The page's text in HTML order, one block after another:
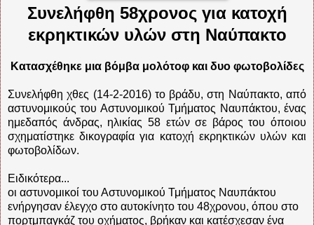
Συνελήφθη 58χρονος για κατοχή
εκρηκτικών υλών στη Ναύπακτο
Κατασχέθηκε μια βόμβα μολότοφ και δυο φωτοβολίδες
Συνελήφθη χθες (14-2-2016) το βράδυ, στη Ναύπακτο, από
αστυνομικούς του Αστυνομικού Τμήματος Ναυπάκτου, ένας
ημεδαπός άνδρας, ηλικίας 58 ετών σε βάρος του όποιου
σχηματίστηκε δικογραφία για κατοχή εκρηκτικών υλών και
φωτοβολίδων.
Ειδικότερα...
οι αστυνομικοί του Αστυνομικού Τμήματος Ναυπάκτου
ενήργησαν έλεγχο στο αυτοκίνητο του 48χρονου, όπου στο
πορτμπαγκάζ του οχήματος, βρήκαν και κατέσχεσαν ένα